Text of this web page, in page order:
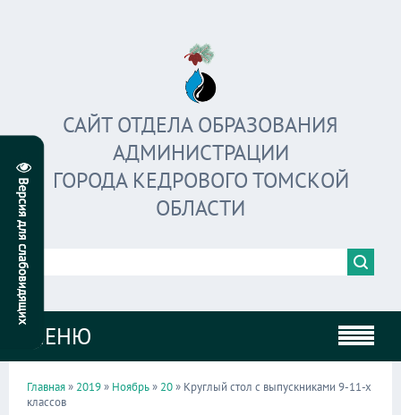
САЙТ ОТДЕЛА ОБРАЗОВАНИЯ
АДМИНИСТРАЦИИ
ГОРОДА КЕДРОВОГО ТОМСКОЙ
ОБЛАСТИ
МЕНЮ
Главная» 2019» Ноябрь» 20» Круглый стол с выпускниками 9-11-х
классов